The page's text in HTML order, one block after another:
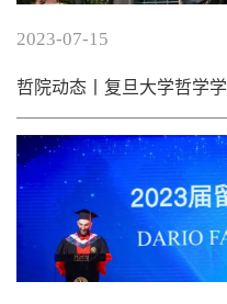
2023-07-15
哲院动态丨复旦大学哲学